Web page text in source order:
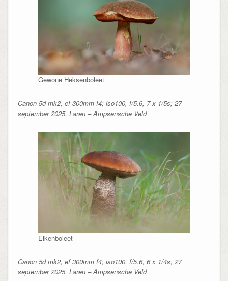
Gewone Heksenboleet
Canon 5d mk2, ef 300mm f4; iso100, f/5.6, 7 x 1/5s; 27
september 2025, Laren – Ampsensche Veld
Eikenboleet
Canon 5d mk2, ef 300mm f4; iso100, f/5.6, 6 x 1/4s; 27
september 2025, Laren – Ampsensche Veld